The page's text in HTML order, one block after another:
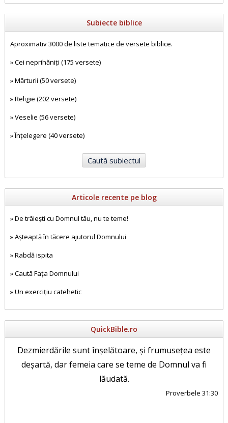
Subiecte biblice
Aproximativ 3000 de liste tematice de versete biblice.
»Cei neprihăniți (175 versete)
»Mărturii (50 versete)
»Religie (202 versete)
»Veselie (56 versete)
»Înțelegere (40 versete)
Articole recente pe blog
»De trăiești cu Domnul tău, nu te teme!
»Așteaptă în tăcere ajutorul Domnului
»Rabdă ispita
»Caută Fața Domnului
»Un exercițiu catehetic
QuickBible.ro
Dezmierdările sunt înșelătoare, și frumusețea este
deșartă, dar femeia care se teme de Domnul va fi
lăudată.
Proverbele 31:30